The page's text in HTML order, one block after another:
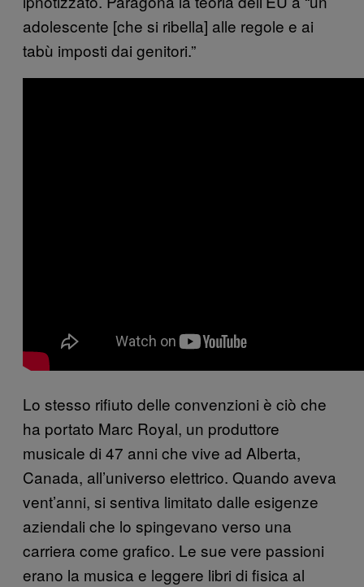
adolescente [che si ribella] alle regole e ai
tabù imposti dai genitori.”
Lo stesso rifiuto delle convenzioni è ciò che
ha portato Marc Royal, un produttore
musicale di 47 anni che vive ad Alberta,
Canada, all’universo elettrico. Quando aveva
vent’anni, si sentiva limitato dalle esigenze
aziendali che lo spingevano verso una
carriera come grafico. Le sue vere passioni
erano la musica e leggere libri di fisica al